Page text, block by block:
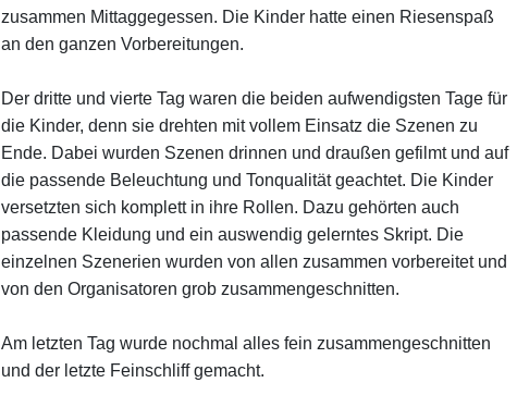
zusammen Mittaggegessen. Die Kinder hatte einen Riesenspaß
an den ganzen Vorbereitungen.
Der dritte und vierte Tag waren die beiden aufwendigsten Tage für
die Kinder, denn sie drehten mit vollem Einsatz die Szenen zu
Ende. Dabei wurden Szenen drinnen und draußen gefilmt und auf
die passende Beleuchtung und Tonqualität geachtet. Die Kinder
versetzten sich komplett in ihre Rollen. Dazu gehörten auch
passende Kleidung und ein auswendig gelerntes Skript. Die
einzelnen Szenerien wurden von allen zusammen vorbereitet und
von den Organisatoren grob zusammengeschnitten.
Am letzten Tag wurde nochmal alles fein zusammengeschnitten
und der letzte Feinschliff gemacht.